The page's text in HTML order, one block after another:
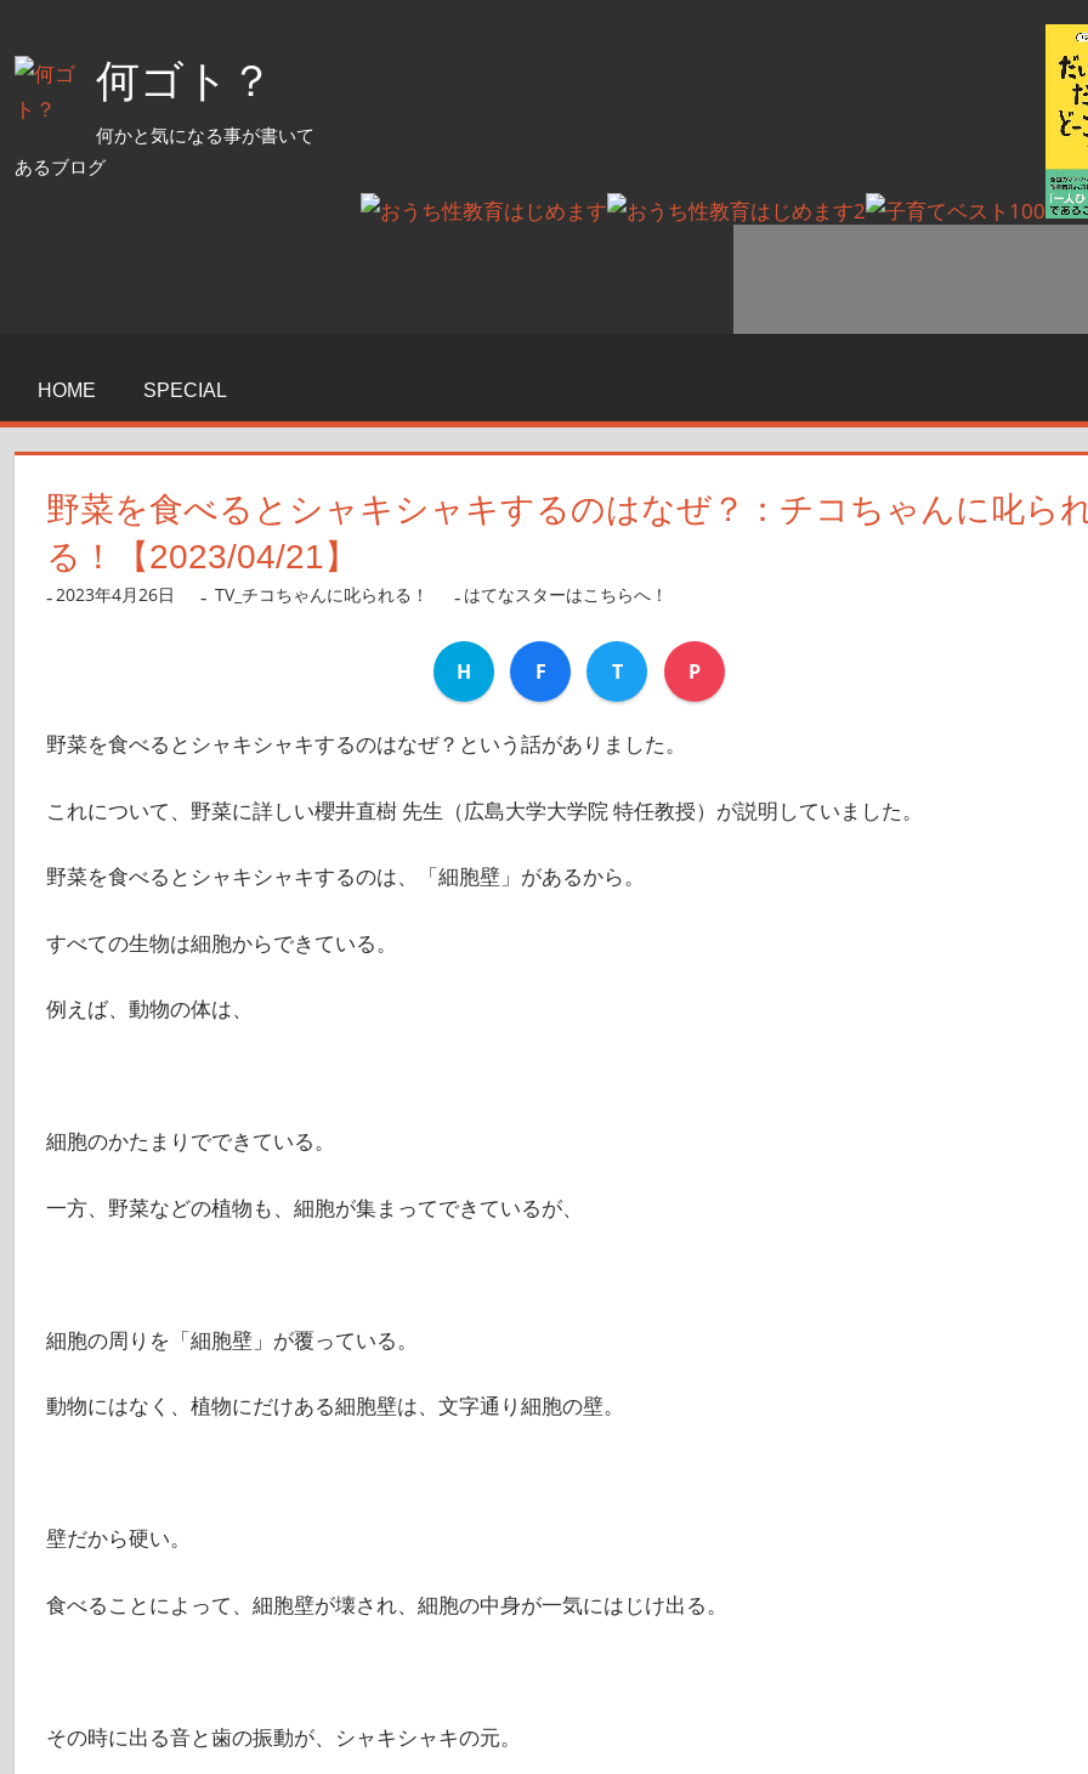
ン
ツ
何ゴト？
何かと気になる事が書いて
あるブログ
HOME SPECIAL
野菜を食べるとシャキシャキするのはなぜ？：チコちゃんに叱ら
る！【2023/04/21】
2023年4月26日 nanigoto
TV_チコちゃんに叱られる！ はてなスターはこちらへ！
H F T P
野菜を食べるとシャキシャキするのはなぜ？という話がありました。
これについて、野菜に詳しい櫻井直樹 先生（広島大学大学院 特任教授）が説明していました。
野菜を食べるとシャキシャキするのは、「細胞壁」があるから。
すべての生物は細胞からできている。
例えば、動物の体は、
細胞のかたまりでできている。
一方、野菜などの植物も、細胞が集まってできているが、
細胞の周りを「細胞壁」が覆っている。
動物にはなく、植物にだけある細胞壁は、文字通り細胞の壁。
壁だから硬い。
食べることによって、細胞壁が壊され、細胞の中身が一気にはじけ出る。
その時に出る音と歯の振動が、シャキシャキの元。